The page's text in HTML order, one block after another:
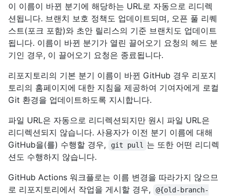
이 이름이 바뀐 분기에 해당하는 URL로 자동으로 리디렉
션됩니다. 브랜치 보호 정책도 업데이트되며, 오픈 풀 리퀘
스트(포크 포함)와 초안 릴리스의 기준 브랜치도 업데이트
됩니다. 이름이 바뀐 분기가 열린 끌어오기 요청의 헤드 분
기인 경우, 이 끌어오기 요청은 종료됩니다.
리포지토리의 기본 분기 이름이 바뀐 GitHub 경우 리포지
토리의 홈페이지에 대한 지침을 제공하여 기여자에게 로컬
Git 환경을 업데이트하도록 지시합니다.
파일 URL은 자동으로 리디렉션되지만 원시 파일 URL은
리디렉션되지 않습니다. 사용자가 이전 분기 이름에 대해
GitHub을(를) 수행할 경우,
git pull
는 또한 어떤 리디렉
션도 수행하지 않습니다.
GitHub Actions 워크플로는 이름 변경을 따라가지 않으므
로 리포지토리에서 작업을 게시할 경우,
@{old-branch-